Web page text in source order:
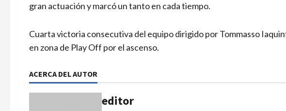
gran actuación y marcó un tanto en cada tiempo.
Cuarta victoria consecutiva del equipo dirigido por Tommasso
en zona de Play Off por el ascenso.
ACERCA DEL AUTOR
editor